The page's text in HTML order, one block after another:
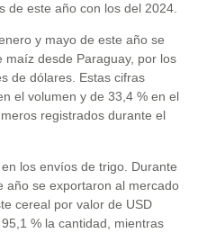
de este año con los del 2024.
y mayo de este año se
desde Paraguay, por los
de dólares. Estas cifras
el volumen y de 33,4 % en el
registrados durante el
los envíos de trigo. Durante
año se exportaron al mercado
cereal por valor de USD
% la cantidad, mientras